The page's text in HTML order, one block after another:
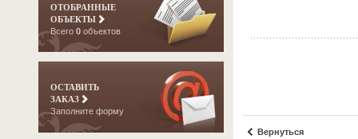
ОТОБРАННЫЕ
ОБЪЕКТЫ
Всего 0 объектов
ОСТАВИТЬ
ЗАКАЗ
Заполните форму
Вернуться